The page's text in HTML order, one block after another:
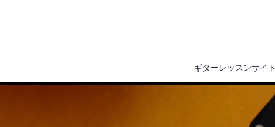
ギターレッスンサイト